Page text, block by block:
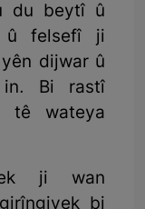
du beytî û
û felsefî ji
dijwar û
in. Bi rastî
tê wateya
ji wan